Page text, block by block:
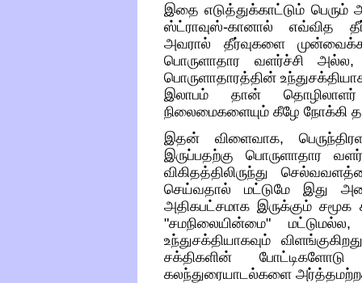
இதை எடுத்துக்காட்டும் பெரும்
ஸ்ட்ராவுஸ்-கானால் எவ்வித
அவரால் தீர்வுகளை
பொருளாதார வளர்ச்சி அல்ல
பொருளாதாரத்தின்
இலாபம் தான் தொழிலாளர்
நிலைமைகளையும் கீழே நோக்கி
இதன் விளைவாக,
இருப்பதற்கு பொருளாதார
விகிதத்திலிருந்து
செய்வதால்
மட்டுமே இது
அதிகபட்சமாக இருக்கும் சமூக
"சமநிலையின்மை" மட்டுமல்ல
உந்துசக்தியாகவும் விளங்குகிறது
சக்திகளின் போட்டிகளோடு
கலந்துரையாடல்களை